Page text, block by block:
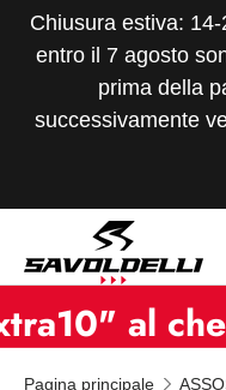
Passa ai contenuti
Chiusura estiva:
entro il 7 agosto
prima della
successivamente
Tuttoal
Pagina principale